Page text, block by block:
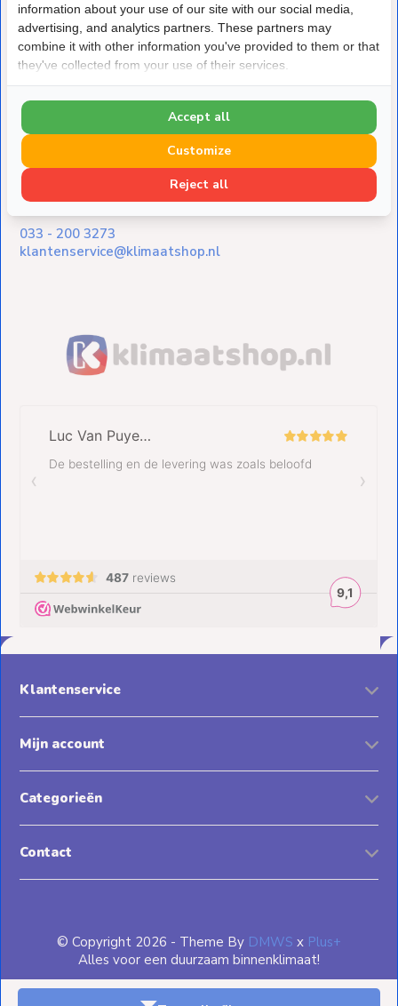
Over Klimaatshop.nl
Klimaatshop.nl is gespecialiseerd in
duurzame koeling,
verwarming en ventilatie. Van verkoelen van een
slaapkamer tot
verwarmen van bedrijfspanden, wij staan klaar om te
helpen met jouw vraagstuk.
033 - 200 3273
klantenservice@klimaatshop.nl
Klantenservice
Mijn account
Categorieën
Contact
© Copyright 2026 - Theme By DMWS x Plus+
Alles voor een duurzaam binnenklimaat!
information about your use of our site with our social media,
advertising, and analytics partners. These partners may
combine it with other information you've provided to them or that
they've collected from your use of their services.
Reject all
Customize
Accept all